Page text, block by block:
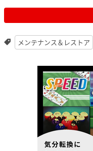
メンテナンス＆レストア